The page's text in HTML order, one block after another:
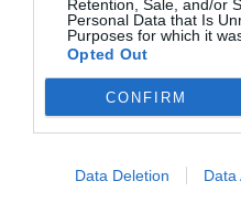
Retention, Sale, and/or
Personal Data that Is
Purposes for which it
Opted Out
CONFIRM
Data Deletion Data